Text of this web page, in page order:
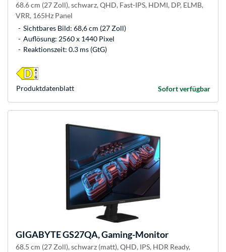
68.6 cm (27 Zoll), schwarz, QHD, Fast-IPS, HDMI, DP, ELMB,
VRR, 165Hz Panel
Sichtbares Bild: 68,6 cm (27 Zoll)
Auflösung: 2560 x 1440 Pixel
Reaktionszeit: 0.3 ms (GtG)
Sofort verfügbar
Produkt­datenblatt
GIGABYTEGS27QA, Gaming-Monitor
68.5 cm (27 Zoll), schwarz (matt), QHD, IPS, HDR Ready,